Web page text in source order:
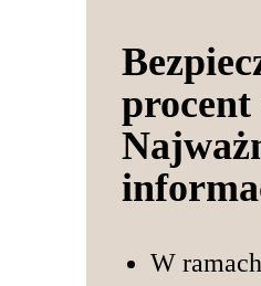
procent
W